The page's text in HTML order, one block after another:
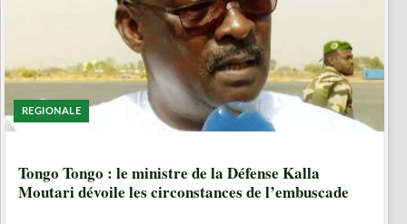
REGIONALE
Tongo Tongo : le ministre de la Défense Kalla
Moutari dévoile les circonstances de l’embuscade